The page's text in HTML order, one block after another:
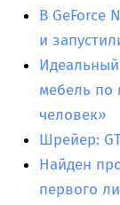
В GeForce
и
Идеальный
мебель по
человек»
Шрейер:
Найден
первого